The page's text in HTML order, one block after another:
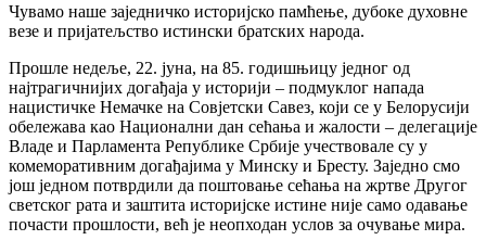
Чувамо наше заједничко историјско памћење, дубоке духовне
везе и пријатељство истински братских народа.
Прошле недеље, 22. јуна, на 85. годишњицу једног од
најтрагичнијих догађаја у историји – подмуклог напада
нацистичке Немачке на Совјетски Савез, који се у Белорусији
обележава као Национални дан сећања и жалости – делегације
Владе и Парламента Републике Србије учествовале су у
комеморативним догађајима у Минску и Бресту. Заједно смо
још једном потврдили да поштовање сећања на жртве Другог
светског рата и заштита историјске истине није само одавање
почасти прошлости, већ је неопходан услов за очување мира.